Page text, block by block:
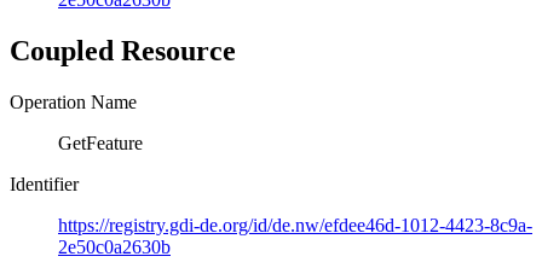
Coupled Resource
Operation Name
GetFeature
Identifier
https://registry.gdi-de.org/id/de.nw/efdee46d-1012-4423-8c9a-
2e50c0a2630b